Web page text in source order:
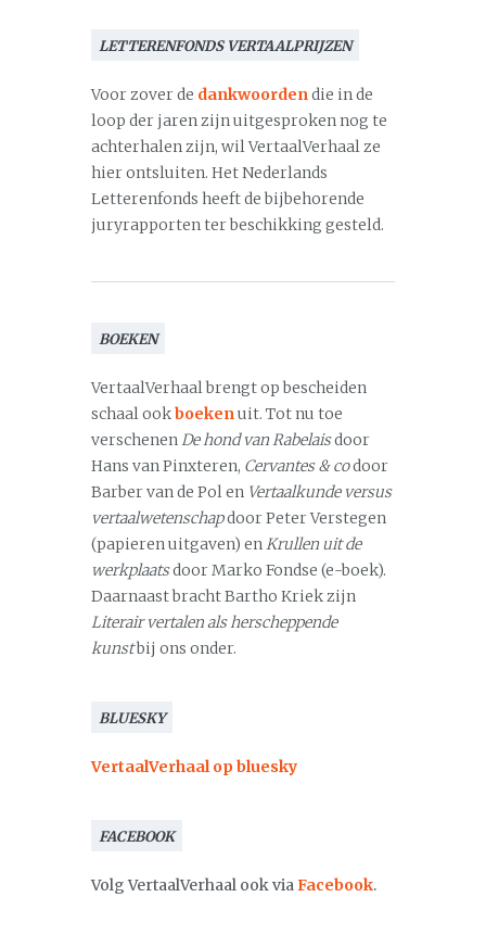
LETTERENFONDS VERTAALPRIJZEN
Voor zover de dankwoordendie in de
loop der jaren zijn uitgesproken nog te
achterhalen zijn, wil VertaalVerhaal ze
hier ontsluiten. Het Nederlands
Letterenfonds heeft de bijbehorende
juryrapporten ter beschikking gesteld.
BOEKEN
VertaalVerhaal brengt op bescheiden
schaal ookboekenuit. Tot nu toe
verschenenDe hond van Rabelaisdoor
Hans van Pinxteren, Cervantes & codoor
Barber van de Pol en Vertaalkunde versus
vertaalwetenschapdoor Peter Verstegen
(papieren uitgaven) enKrullen uit de
werkplaatsdoor Marko Fondse (e-boek).
Daarnaast bracht Bartho Kriek zijn
Literair vertalen als herscheppende
kunstbij ons onder.
BLUESKY
VertaalVerhaal op bluesky
FACEBOOK
Volg VertaalVerhaal ook viaFacebook.